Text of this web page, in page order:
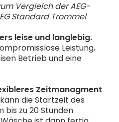
Vergleich der AEG-
Standard Trommel
leise und langlebig.
Leistung,
Betrieb und eine
Zeitmanagment
die Startzeit des
bis zu 20 Stunden